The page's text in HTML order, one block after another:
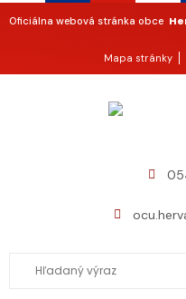
Oficiálna webová stránka obce
Mapa stránky